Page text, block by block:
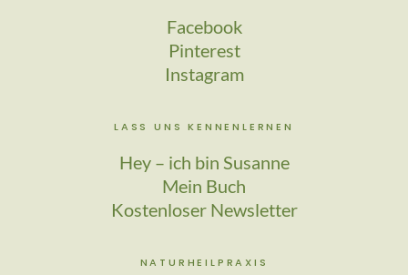
Facebook
Pinterest
Instagram
LASS UNS KENNENLERNEN
Hey – ich bin Susanne
Mein Buch
Kostenloser Newsletter
NATURHEILPRAXIS